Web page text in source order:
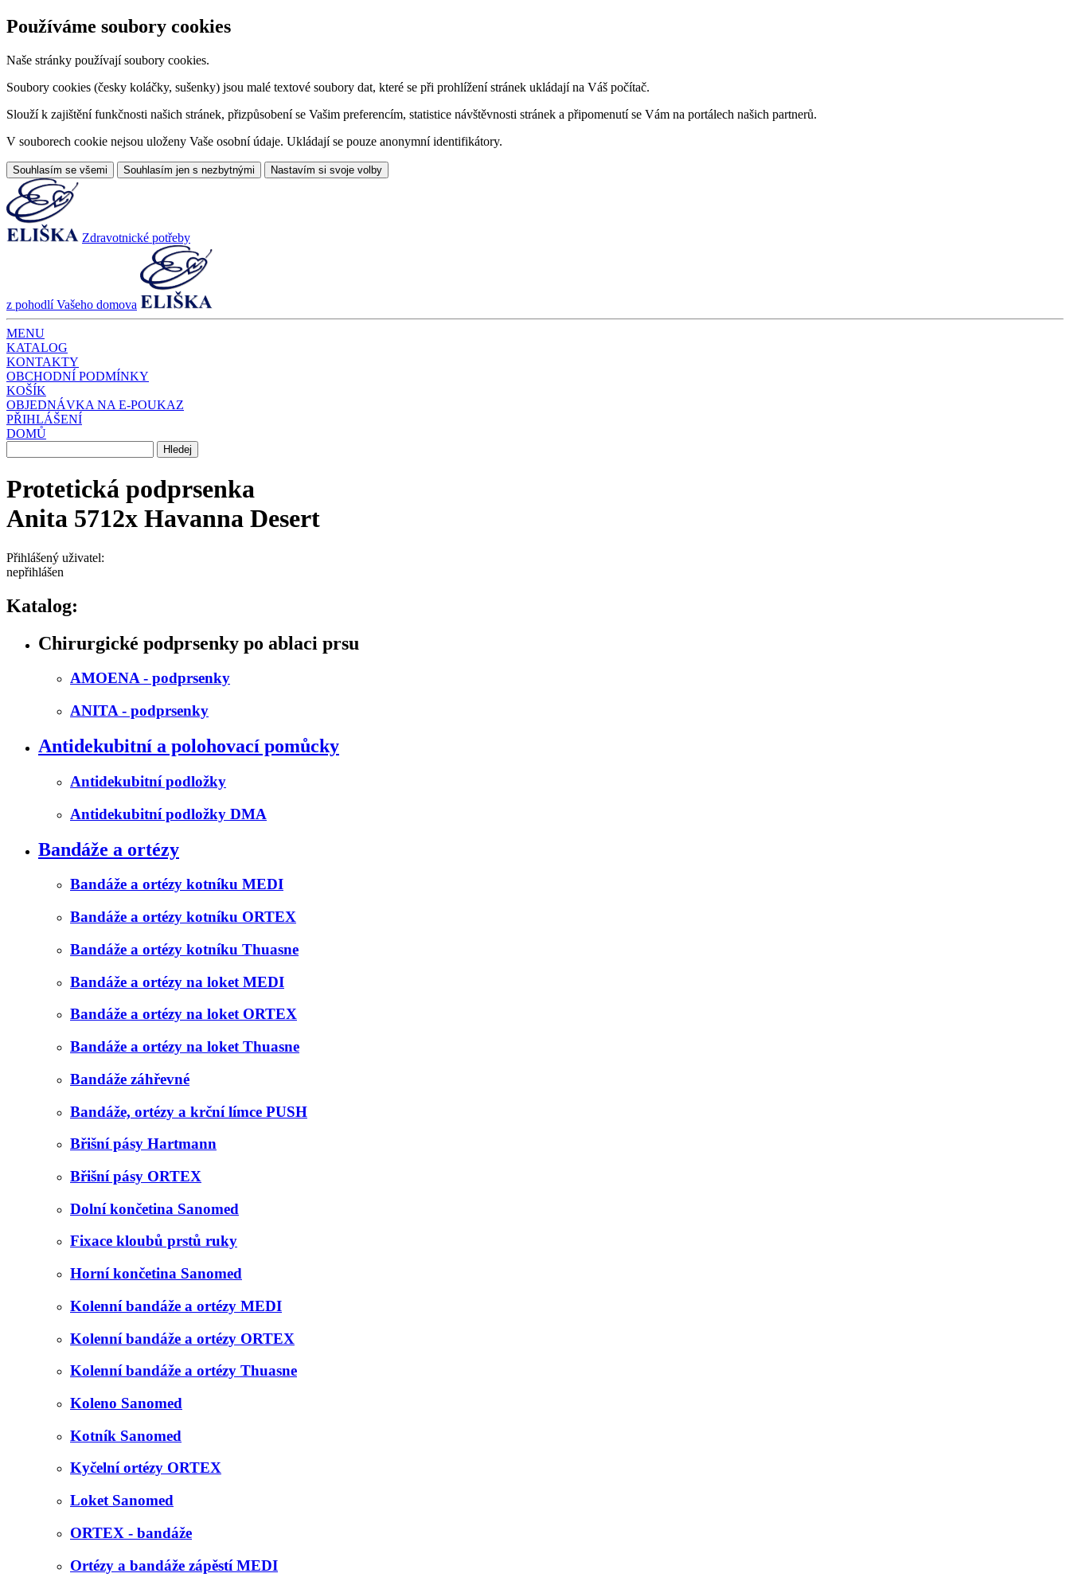
Používáme soubory cookies
Naše stránky používají soubory cookies.
Soubory cookies (česky koláčky, sušenky) jsou malé textové soubory dat, které se při prohlížení stránek ukládají na Váš počítač.
Slouží k zajištění funkčnosti našich stránek, přizpůsobení se Vašim preferencím, statistice návštěvnosti stránek a připomenutí se Vám na portálech našich partnerů.
V souborech cookie nejsou uloženy Vaše osobní údaje. Ukládají se pouze anonymní identifikátory.
Souhlasím se všemi Souhlasím jen s nezbytnými Nastavím si svoje volby
Zdravotnické potřeby
z pohodlí Vašeho domova
MENU
KATALOG
KONTAKTY
OBCHODNÍ PODMÍNKY
KOŠÍK
OBJEDNÁVKA NA E-POUKAZ
PŘIHLÁŠENÍ
DOMŮ
Protetická podprsenka
Anita 5712x Havanna Desert
Přihlášený uživatel:
nepřihlášen
Katalog:
Chirurgické podprsenky po ablaci prsu
AMOENA - podprsenky
ANITA - podprsenky
Antidekubitní a polohovací pomůcky
Antidekubitní podložky
Antidekubitní podložky DMA
Bandáže a ortézy
Bandáže a ortézy kotníku MEDI
Bandáže a ortézy kotníku ORTEX
Bandáže a ortézy kotníku Thuasne
Bandáže a ortézy na loket MEDI
Bandáže a ortézy na loket ORTEX
Bandáže a ortézy na loket Thuasne
Bandáže záhřevné
Bandáže, ortézy a krční límce PUSH
Břišní pásy Hartmann
Břišní pásy ORTEX
Dolní končetina Sanomed
Fixace kloubů prstů ruky
Horní končetina Sanomed
Kolenní bandáže a ortézy MEDI
Kolenní bandáže a ortézy ORTEX
Kolenní bandáže a ortézy Thuasne
Koleno Sanomed
Kotník Sanomed
Kyčelní ortézy ORTEX
Loket Sanomed
ORTEX - bandáže
Ortézy a bandáže zápěstí MEDI